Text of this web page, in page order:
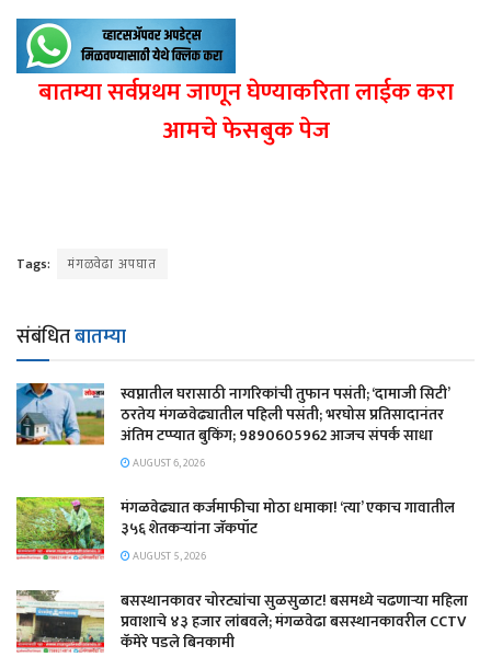
बातम्या सर्वप्रथम जाणून घेण्याकरिता लाईक करा
आमचे फेसबुक पेज
Tags: मंगळवेढा अपघात
संबंधितबातम्या
स्वप्नातील घरासाठी नागरिकांची तुफान पसंती; ‘दामाजी सिटी’
ठरतेय मंगळवेढ्यातील पहिली पसंती; भरघोस प्रतिसादानंतर
अंतिम टप्प्यात बुकिंग; 9890605962 आजच संपर्क साधा
AUGUST 6, 2026
मंगळवेढ्यात कर्जमाफीचा मोठा धमाका! ‘त्या’ एकाच गावातील
३५६ शेतकऱ्यांना जॅकपॉट
AUGUST 5, 2026
बसस्थानकावर चोरट्यांचा सुळसुळाट! बसमध्ये चढणाऱ्या महिला
प्रवाशाचे ४३ हजार लांबवले; मंगळवेढा बसस्थानकावरील CCTV
कॅमेरे पडले बिनकामी